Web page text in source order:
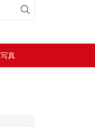
写真